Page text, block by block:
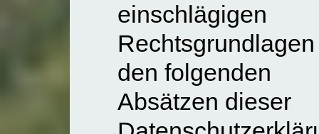
einschlägigen
den folgenden
Absätzen dieser